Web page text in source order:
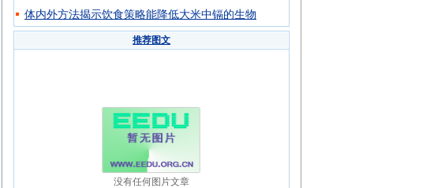
体内外方法揭示饮食策略能降低大米中镉的生物
推荐图文
没有任何图片文章